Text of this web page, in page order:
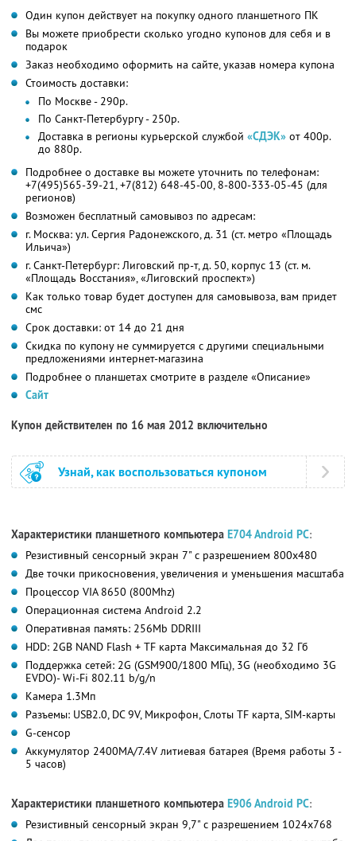
Один купон действует на покупку одного планшетного ПК
Вы можете приобрести сколько угодно купонов для себя и в
подарок
Заказ необходимо оформить на сайте, указав номера купона
Стоимость доставки:
По Москве - 290р.
По Санкт-Петербургу - 250р.
Доставка в регионы курьерской службой «СДЭК» от 400р.
до 880р.
Подробнее о доставке вы можете уточнить по телефонам:
+7(495)565-39-21, +7(812) 648-45-00, 8-800-333-05-45 (для
регионов)
Возможен бесплатный самовывоз по адресам:
г. Москва: ул. Сергия Радонежского, д. 31 (ст. метро «Площадь
Ильича»)
г. Санкт-Петербург: Лиговский пр-т, д. 50, корпус 13 (ст. м.
«Площадь Восстания», «Лиговский проспект»)
Как только товар будет доступен для самовывоза, вам придет
смс
Срок доставки: от 14 до 21 дня
Скидка по купону не суммируется с другими специальными
предложениями интернет-магазина
Подробнее о планшетах смотрите в разделе «Описание»
Сайт
Купон действителен по 16 мая 2012 включительно
Узнай, как воспользоваться купоном
Характеристики планшетного компьютера E704 Android PC:
Резистивный сенсорный экран 7" c разрешением 800x480
Две точки прикосновения, увеличения и уменьшения масштаба
Процессор VIA 8650 (800Mhz)
Операционная система Android 2.2
Оперативная память: 256Mb DDRIII
HDD: 2GB NAND Flash + TF карта Максимальная до 32 Гб
Поддержка сетей: 2G (GSM900/1800 МГц), 3G (необходимо 3G
EVDO)- Wi-Fi 802.11 b/g/n
Камера 1.3Mп
Разъемы: USB2.0, DC 9V, Микрофон, Слоты TF карта, SIM-карты
G-сенсор
Аккумулятор 2400MA/7.4V литиевая батарея (Время работы 3 -
5 часов)
Характеристики планшетного компьютера E906 Android PC:
Резистивный сенсорный экран 9,7" c разрешением 1024x768